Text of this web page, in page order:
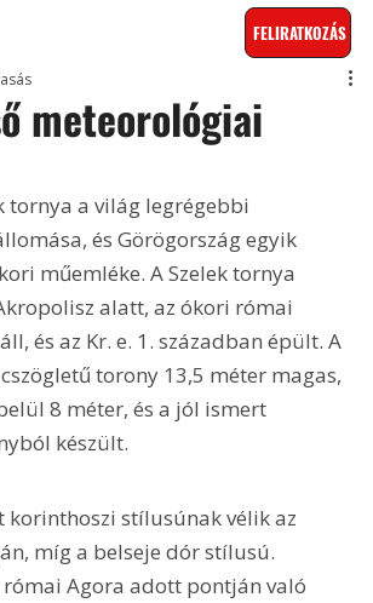
FELIRATKOZÁS
meteorológiai
tornya a világ legrégebbi
és Görögország egyik
műemléke. A Szelek tornya
alatt, az ókori római
és az Kr. e. 1. században épült. A
torony 13,5 méter magas,
8 méter, és a jól ismert
készült.
korinthoszi stílusúnak vélik az
míg a belseje dór stílusú.
római Agora adott pontján való